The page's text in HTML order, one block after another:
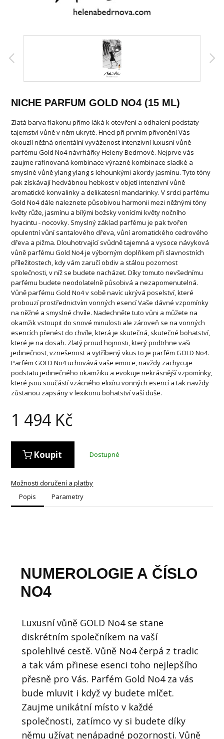
NICHE PARFUM GOLD NO4 (15 ML)
Zlatá barva flakonu přímo láká k otevření a odhalení podstaty
tajemství vůně v něm ukryté. Hned při prvním přivonění Vás
okouzlí něžná orientální vyváženost intenzivní luxusní vůně
parfému Gold No4 návrhářky Heleny Bedrnové. Nejprve vás
zaujme rafinovaná kombinace výrazné kombinace sladké a
smyslné vůně ylang ylang s lehounkými akordy jasmínu. Tyto tóny
pak získávají hedvábnou hebkost v objetí intenzivní vůně
aromatické konvalinky a delikatesní mandarinky. V srdci parfému
Gold No4 dále naleznete působivou harmonii mezi něžnými tóny
květy růže, jasmínu a bílými božsky vonícími květy nočního
hyacintu - nocovky. Smyslný základ parfému je pak tvořen
opulentní vůní santalového dřeva, vůní aromatického cedrového
dřeva a pižma. Dlouhotrvající svůdně tajemná a vysoce návyková
vůně parfému Gold No4 je výborným doplňkem při slavnostních
příležitostech, kdy vám zaručí obdiv a stálou pozornost
společnosti, v níž se budete nacházet. Díky tomuto nevšednímu
parfému budete neodolatelně působivá a nezapomenutelná.
Vůně parfému Gold No4 v sobě navíc ukrývá poselství, které
probouzí prostřednictvím vonných esencí Vaše dávné vzpomínky
na něžné a smyslné chvíle. Nadechněte tuto vůni a můžete na
okamžik vstoupit do snové minulosti ale zároveň se na vonných
esencích přenést do chvíle, která je skutečná, skutečné bohatství,
které je na dosah. Zlatý proud hojnosti, který podtrhne vaši
jedinečnost, vznešenost a vytříbený vkus to je parfém GOLD No4.
Parfém GOLD No4 uchovává vaše emoce, navždy zachycuje
podstatu jedinečného okamžiku a evokuje nekrásnější vzpomínky,
které jsou součástí vzácného elixíru vonných esencí a tak navždy
zůstanou zapsány v lexikonu bohatství vaší duše.
1 494 Kč
Koupit Dostupné
Možnosti doručení a platby
Popis
Parametry
NUMEROLOGIE A ČÍSLO
NO4
Luxusní vůně GOLD No4 se stane
diskrétním společníkem na vaší
spolehlivé cestě. Vůně No4 čerpá z tradic
a tak vám přinese esenci toho nejlepšího
přesně pro Vás. Parfém Gold No4 za vás
bude mluvit i když vy budete mlčet.
Zaujme unikátní místo v každé
společnosti, zatímco vy si budete díky
němu užívat nenápadné pozornosti. Vůně